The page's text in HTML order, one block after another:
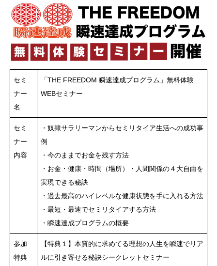
セミ
ナー
名
「THE FREEDOM 瞬速達成プログラム」無料体験
WEBセミナー
セミ
ナー
内容
・奴隷サラリーマンからセミリタイア生活への成功事
例
・今のままでお金を残す方法
・お金・健康・時間（場所）・人間関係の４大自由を
実現できる秘訣
・過去最高のハイレベルな健康状態を手に入れる方法
・最短・最速でセミリタイアする方法
・瞬速達成プログラムの概要
参加
特典
【特典１】本質的に求めてる理想の人生を瞬速でリア
ルに引き寄せる秘訣シークレットセミナー